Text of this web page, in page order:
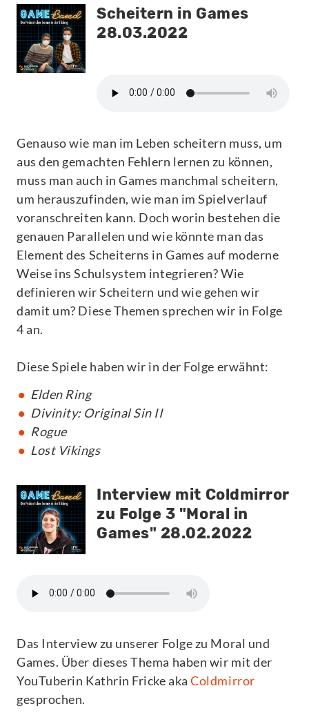
Scheitern in Games
28.03.2022
Genauso wie man im Leben scheitern muss, um
aus den gemachten Fehlern lernen zu können,
muss man auch in Games manchmal scheitern,
um herauszufinden, wie man im Spielverlauf
voranschreiten kann. Doch worin bestehen die
genauen Parallelen und wie könnte man das
Element des Scheiterns in Games auf moderne
Weise ins Schulsystem integrieren? Wie
definieren wir Scheitern und wie gehen wir
damit um? Diese Themen sprechen wir in Folge
4 an.
Diese Spiele haben wir in der Folge erwähnt:
Elden Ring
Divinity: Original Sin II
Rogue
Lost Vikings
Interview mit Coldmirror
zu Folge 3 "Moral in
Games" 28.02.2022
Das Interview zu unserer Folge zu Moral und
Games. Über dieses Thema haben wir mit der
YouTuberin Kathrin Fricke akaColdmirror
gesprochen.